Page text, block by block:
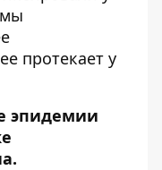
протекает у
эпидемии
.